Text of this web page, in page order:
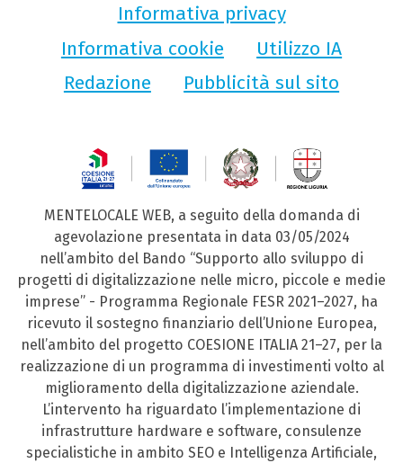
Informativa privacy
Informativa cookie
Utilizzo IA
Redazione
Pubblicità sul sito
MENTELOCALE WEB, a seguito della domanda di
agevolazione presentata in data 03/05/2024
nell’ambito del Bando “Supporto allo sviluppo di
progetti di digitalizzazione nelle micro, piccole e medie
imprese” - Programma Regionale FESR 2021–2027, ha
ricevuto il sostegno finanziario dell’Unione Europea,
nell’ambito del progetto COESIONE ITALIA 21–27, per la
realizzazione di un programma di investimenti volto al
miglioramento della digitalizzazione aziendale.
L’intervento ha riguardato l’implementazione di
infrastrutture hardware e software, consulenze
specialistiche in ambito SEO e Intelligenza Artificiale,